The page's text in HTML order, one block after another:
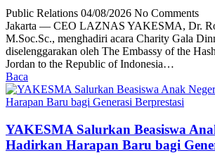
Public Relations 04/08/2026 No Comments
Jakarta — CEO LAZNAS YAKESMA, Dr.
M.Soc.Sc., menghadiri acara Charity Gala
diselenggarakan oleh The Embassy of the
Jordan to the Republic of Indonesia…
Baca
YAKESMA Salurkan Beasiswa
Hadirkan Harapan Baru bagi